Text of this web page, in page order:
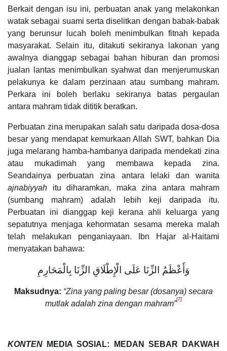
Berkait dengan isu ini, perbuatan anak yang melakonkan
watak sebagai suami serta diselitkan dengan babak-babak
yang berunsur lucah boleh menimbulkan fitnah kepada
masyarakat. Selain itu, ditakuti sekiranya lakonan yang
awalnya dianggap sebagai bahan hiburan dan promosi
jualan lantas menimbulkan syahwat dan menjerumuskan
pelakunya ke dalam perzinaan atau sumbang mahram.
Perkara ini boleh berlaku sekiranya batas pergaulan
antara mahram tidak dititik beratkan.
Perbuatan zina merupakan salah satu daripada dosa-dosa
besar yang mendapat kemurkaan Allah SWT, bahkan Dia
juga melarang hamba-hambanya daripada mendekati zina
atau mukadimah yang membawa kepada zina.
Seandainya perbuatan zina antara lelaki dan wanita
ajnabiyyah itu diharamkan, maka zina antara mahram
(sumbang mahram) adalah lebih keji daripada itu.
Perbuatan ini dianggap keji kerana ahli keluarga yang
sepatutnya menjaga kehormatan sesama mereka malah
telah melakukan penganiayaan. Ibn Hajar al-Haitami
menyatakan bahawa:
وَأَعْظَمُ الزِّنَا عَلَى الْإِطْلَاقِ الزِّنَا بِالْمَحَارِمِ
Maksudnya: “Zina yang paling besar (dosanya) secara
mutlak adalah zina dengan mahram”[7]
KONTEN MEDIA SOSIAL: MEDAN SEBAR DAKWAH